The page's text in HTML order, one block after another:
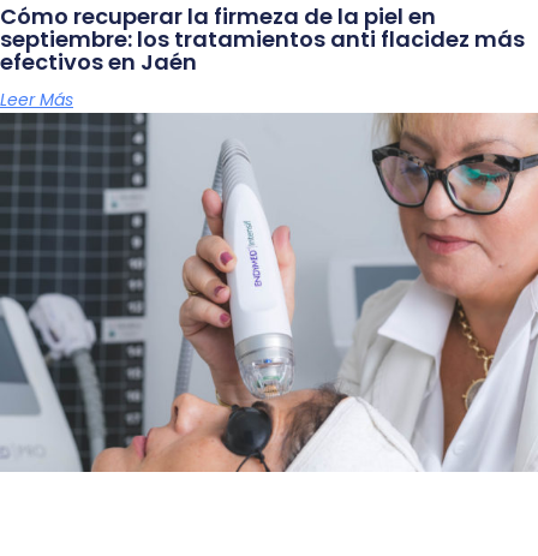
Cómo recuperar la firmeza de la piel en
septiembre: los tratamientos anti flacidez más
efectivos en Jaén
Leer Más